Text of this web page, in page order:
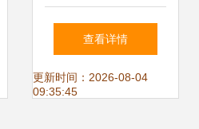
目规划再升级，新
增住宅办公与教育
查看详情
更新时间：2026-08-04
09:35:45